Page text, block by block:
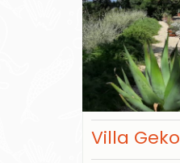
Villa Geko